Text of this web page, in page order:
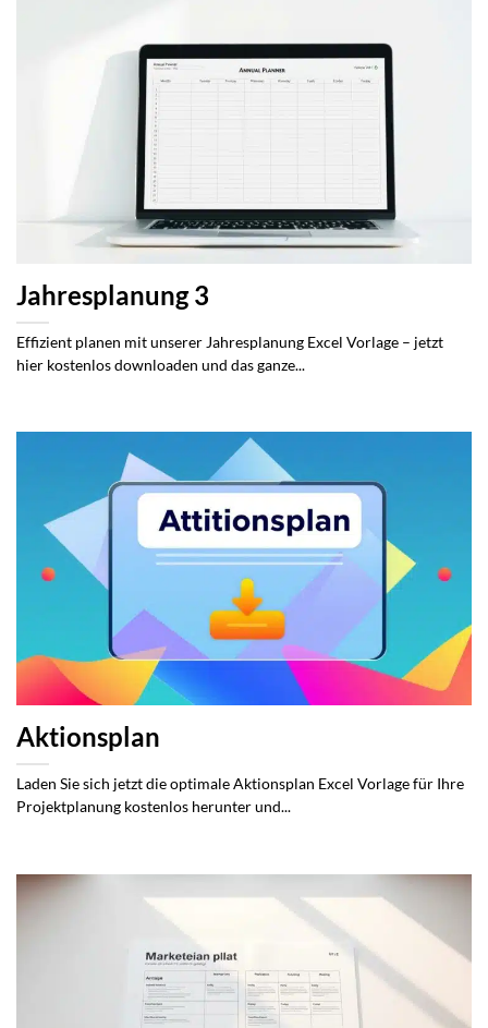
Jahresplanung 3
Effizient planen mit unserer Jahresplanung Excel Vorlage – jetzt
hier kostenlos downloaden und das ganze...
Aktionsplan
Laden Sie sich jetzt die optimale Aktionsplan Excel Vorlage für Ihre
Projektplanung kostenlos herunter und...